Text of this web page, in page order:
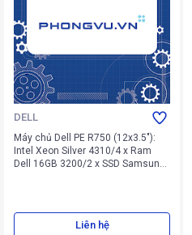
DELL
Máy chủ Dell PE R750 (12x3.5"):
Intel Xeon Silver 4310/4 x Ram
Dell 16GB 3200/2 x SSD Samsung
chuyển/ DVDRW/PERC H755/ 2 x
PWS 1400W/ BC5720QP 1GbE/
Liên hệ